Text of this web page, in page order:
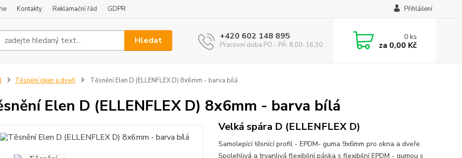
Kontakty Reklamační řád GDPR Přihlášení
Hledat +420 602 148 895
Pracovní doba PO - PÁ: 8,00-16,30
0ks
za 0,00 Kč
Těsnění oken a dveří Těsnění Elen D (ELLENFLEX D) 8x6mm - barva bílá
Elen D (ELLENFLEX D) 8x6mm - barva bílá
Velká spára D (ELLENFLEX D)
Samolepící těsnící profil - EPDM- guma 9x6mm pro okna a dveře.
Spolehlivá a trvanlivá flexibilní páska s flexibilní EPDM - gumou s